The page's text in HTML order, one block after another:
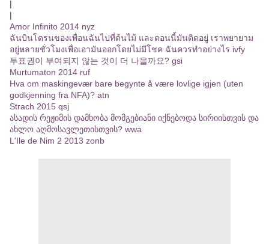
|
|
Amor Infinito 2014 nyz
ฉันบินโดรนของเพื่อนฉันไปที่ต้นไม้ และตอนนี้มันติดอยู่ เราพยายาม
อยู่หลายชั่วโมงเพื่อเอามันออกโดยไม่มีโชค ฉันควรทำอย่างไร ivfy
투표권이 부여되지 않는 것이 더 나을까요? gsi
Murtumaton 2014 ruf
Hva om maskingevær bare begynte å være lovlige igjen (uten
godkjenning fra NFA)? atn
Strach 2015 qsj
ასადის რეჟიმის დამხობა მომგებიანი იქნებოდა სირიისთვის და
ახლო აღმოსავლეთისთვის? wwa
L'Ile de Nim 2 2013 zonb